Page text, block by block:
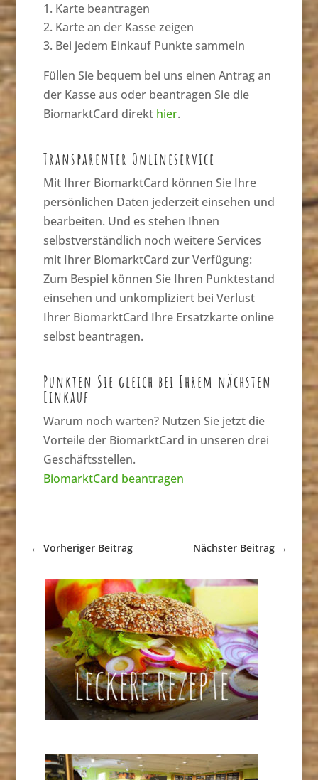
Karte beantragen
Karte an der Kasse zeigen
Bei jedem Einkauf Punkte sammeln
Füllen Sie bequem bei uns einen Antrag an
der Kasse aus oder beantragen Sie die
BiomarktCard direkt hier.
Transparenter Onlineservice
Mit Ihrer BiomarktCard können Sie Ihre
persönlichen Daten jederzeit einsehen und
bearbeiten. Und es stehen Ihnen
selbstverständlich noch weitere Services
mit Ihrer BiomarktCard zur Verfügung:
Zum Bespiel können Sie Ihren Punktestand
einsehen und unkompliziert bei Verlust
Ihrer BiomarktCard Ihre Ersatzkarte online
selbst beantragen.
Punkten Sie gleich bei Ihrem nächsten
Einkauf
Warum noch warten? Nutzen Sie jetzt die
Vorteile der BiomarktCard in unseren drei
Geschäftsstellen.
BiomarktCard beantragen
← Vorheriger Beitrag Nächster Beitrag →